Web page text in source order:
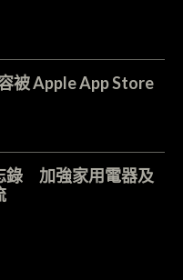
被 Apple App Store
錄 加強家用電器及